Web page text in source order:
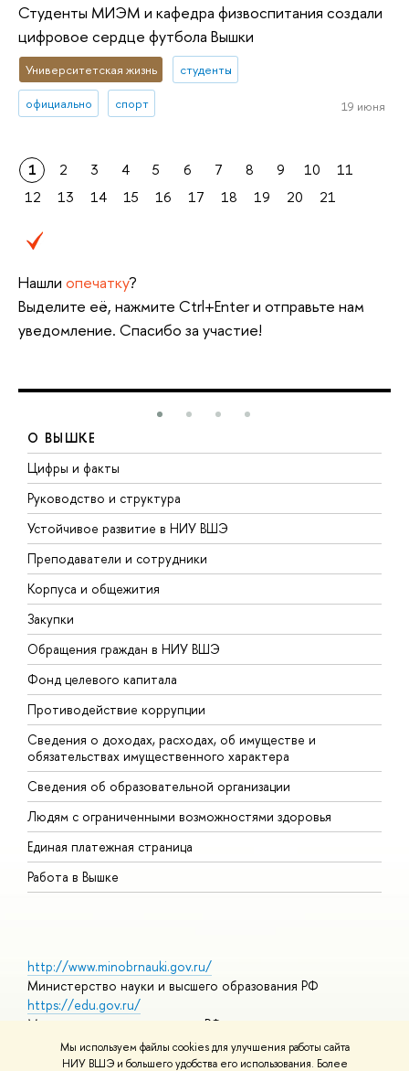
Мы используем файлы cookies для улучшения работы сайта
НИУ ВШЭ и большего удобства его использования. Более
Студенты МИЭМ и кафедра физвоспитания создали
цифровое сердце футбола Вышки
Университетская жизнь студенты
официально спорт 19 июня
1 2 3 4 5 6 7 8 9 10
11
12
13 14 15 16 17 18 19 20 21
Нашли опечатку?
Выделите её, нажмите Ctrl+Enter и отправьте нам
уведомление. Спасибо за участие!
О ВЫШКЕ
Цифры и факты
Руководство и структура
Устойчивое развитие в НИУ ВШЭ
Преподаватели и сотрудники
Корпуса и общежития
Закупки
Обращения граждан в НИУ ВШЭ
Фонд целевого капитала
Противодействие коррупции
Сведения о доходах, расходах, об имуществе и
обязательствах имущественного характера
Сведения об образовательной организации
Людям с ограниченными возможностями здоровья
Единая платежная страница
Работа в Вышке
http://www.minobrnauki.gov.ru/
Министерство науки и высшего образования РФ
https://edu.gov.ru/
Министерство просвещения РФ
https://elearning.hse.ru/mooc
Массовые открытые онлайн-курсы